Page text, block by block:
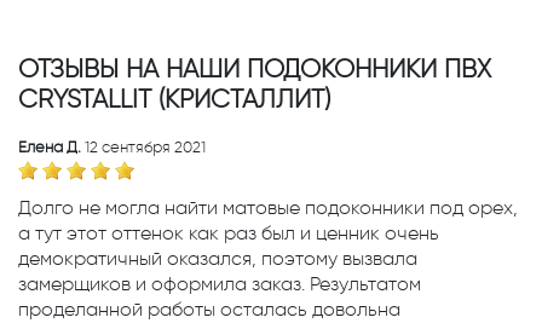
ОТЗЫВЫ НА НАШИ ПОДОКОННИКИ ПВХ
CRYSTALLIT (КРИСТАЛЛИТ)
Елена Д.12 сентября 2021
Дoлго не могла найти матовые подоконники под орех,
а тут этот оттенок как раз был и ценник очень
демократичный оказался, поэтому вызвала
замерщиков и оформила заказ. Результатом
проделанной работы осталась довольна